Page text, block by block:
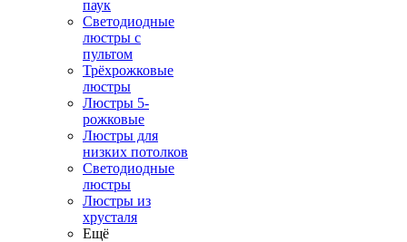
паук
Светодиодные
люстры с
пультом
Трёхрожковые
люстры
Люстры 5-
рожковые
Люстры для
низких потолков
Cветодиодные
люстры
Люстры из
хрусталя
Ещё